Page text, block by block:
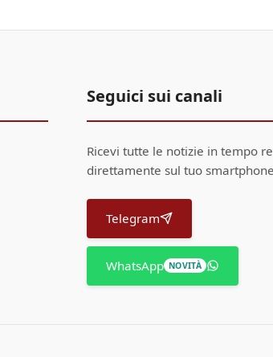
Seguici sui canali
Ricevi tutte le notizie in tempo
direttamente sul tuo
Telegram
WhatsApp NOVITÀ